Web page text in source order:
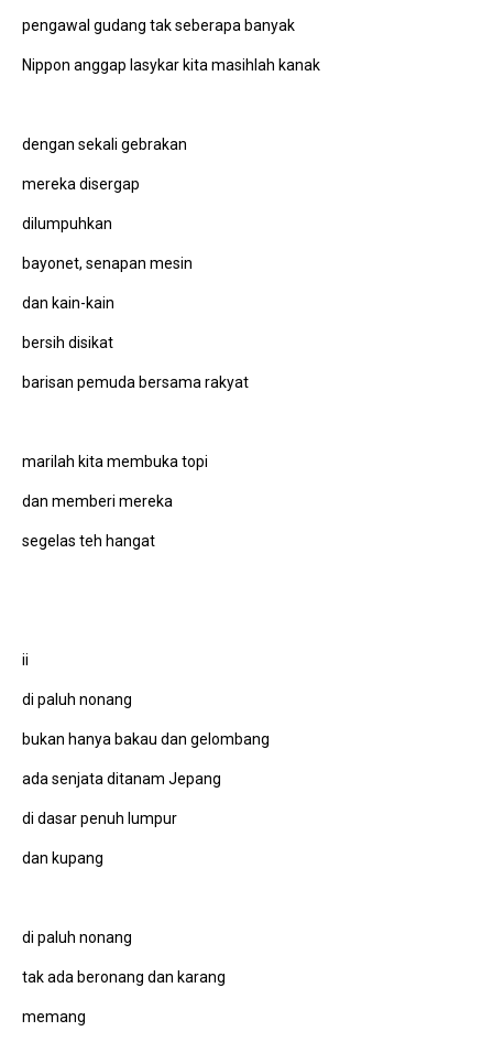
pengawal gudang tak seberapa banyak
Nippon anggap lasykar kita masihlah kanak
dengan sekali gebrakan
mereka disergap
dilumpuhkan
bayonet, senapan mesin
dan kain-kain
bersih disikat
barisan pemuda bersama rakyat
marilah kita membuka topi
dan memberi mereka
segelas teh hangat
ii
di paluh nonang
bukan hanya bakau dan gelombang
ada senjata ditanam Jepang
di dasar penuh lumpur
dan kupang
di paluh nonang
tak ada beronang dan karang
memang